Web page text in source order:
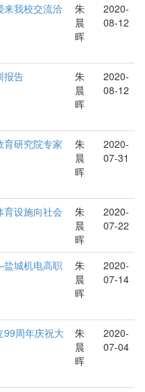
来我校交流洽
朱
晨
晖
2020-
08-12
报告
朱
晨
晖
2020-
08-12
育研究院专家
朱
晨
晖
2020-
07-31
育设施向社会
朱
晨
晖
2020-
07-22
城机电高职
朱
晨
晖
2020-
07-14
99周年庆祝大
朱
晨
晖
2020-
07-04